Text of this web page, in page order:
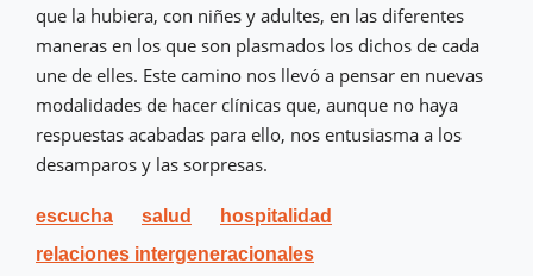
que la hubiera, con niñes y adultes, en las diferentes
maneras en los que son plasmados los dichos de cada
une de elles. Este camino nos llevó a pensar en nuevas
modalidades de hacer clínicas que, aunque no haya
respuestas acabadas para ello, nos entusiasma a los
desamparos y las sorpresas.
escucha salud
hospitalidad
relaciones intergeneracionales